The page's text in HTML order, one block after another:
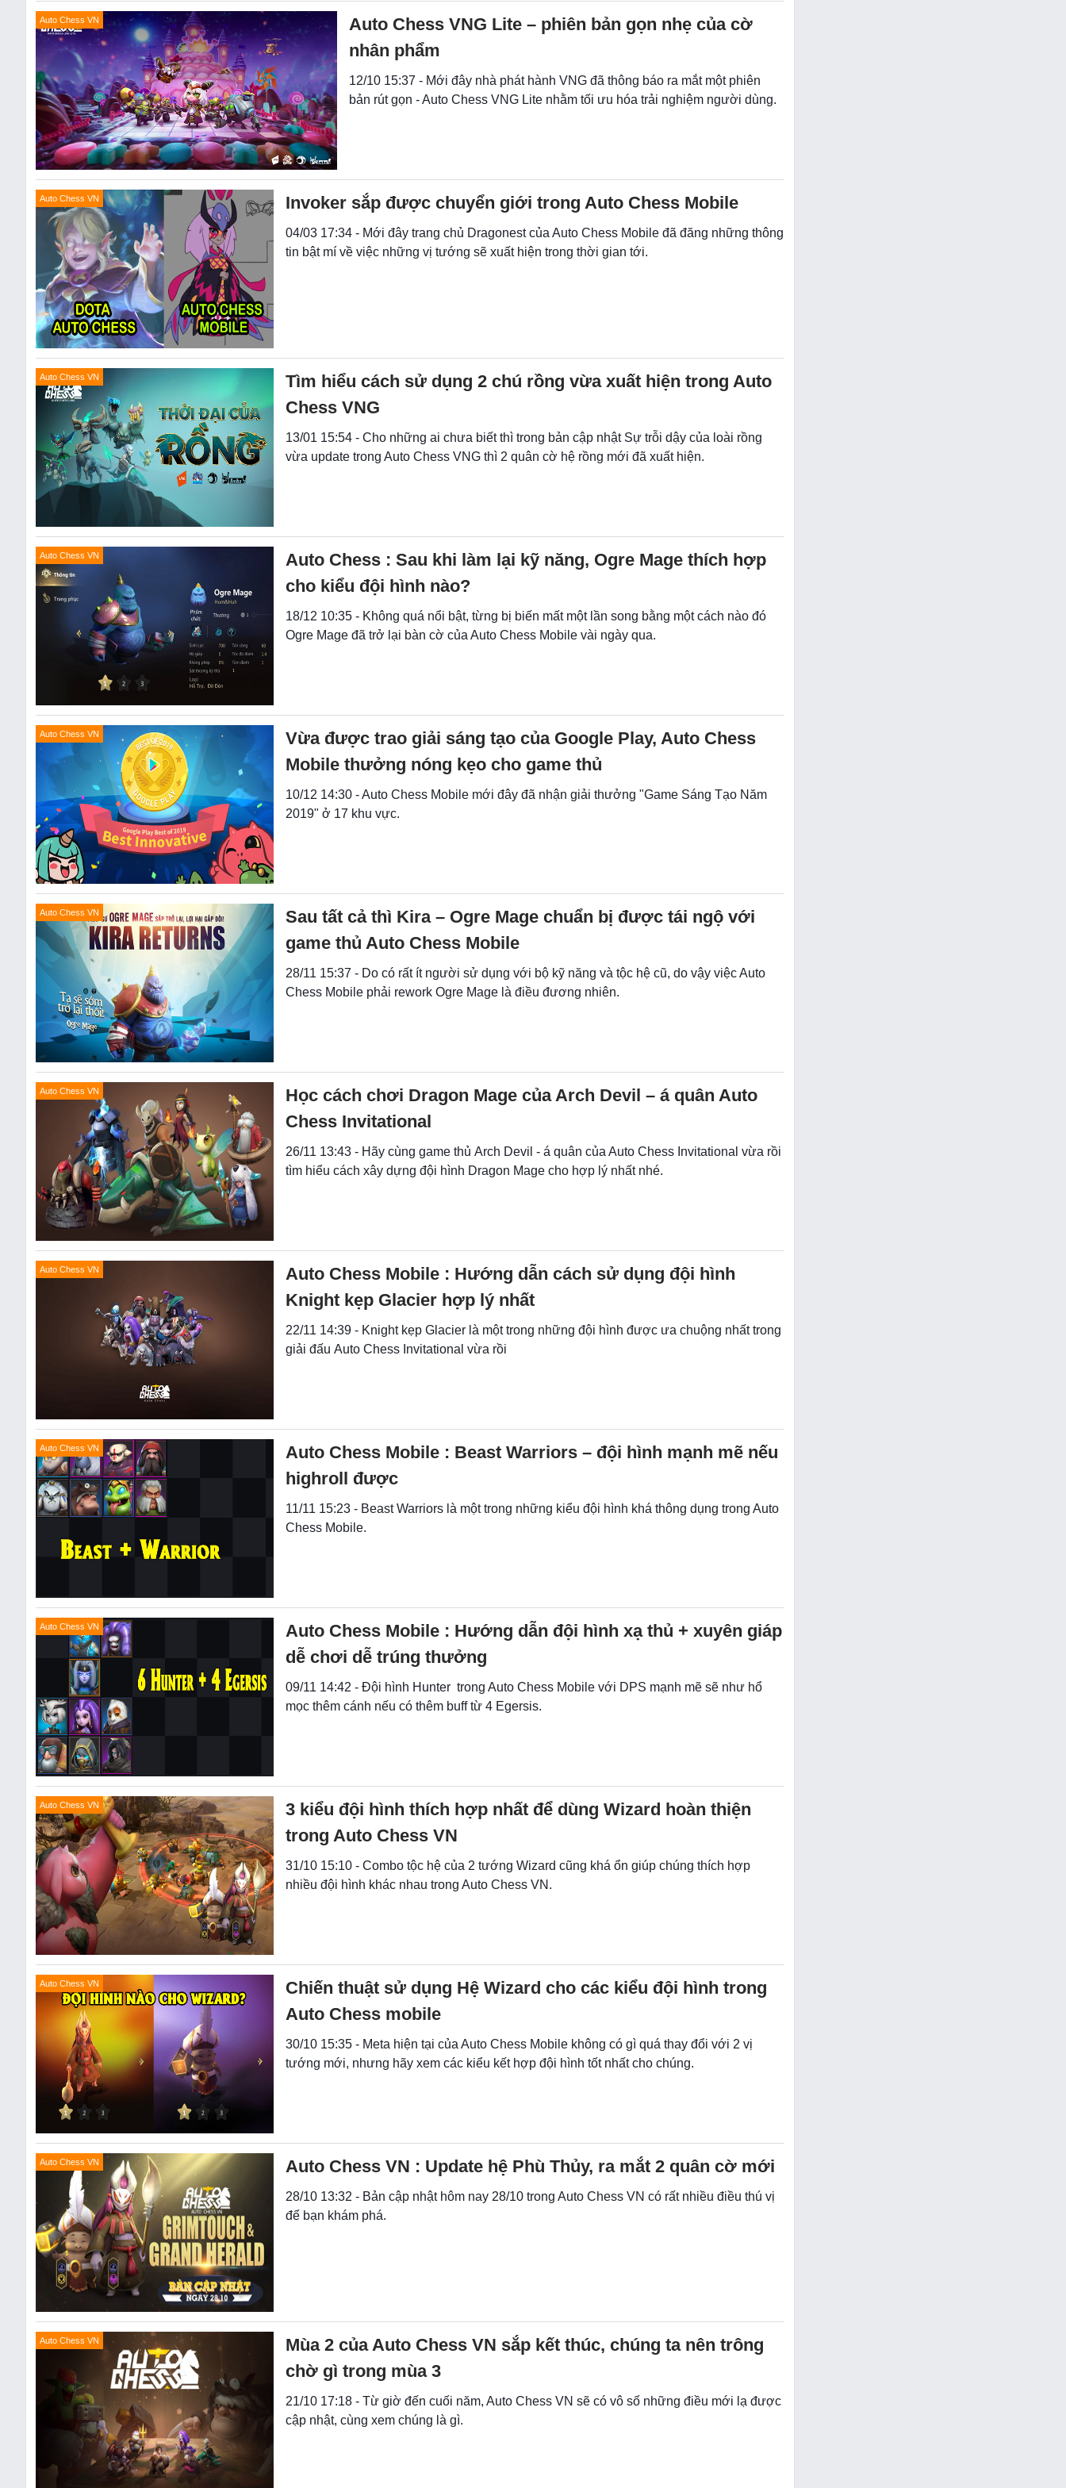
Auto Chess VN
Auto Chess VNG Lite – phiên bản gọn nhẹ của cờ
nhân phẩm
12/10 15:37 - Mới đây nhà phát hành VNG đã thông báo ra mắt một phiên
bản rút gọn - Auto Chess VNG Lite nhằm tối ưu hóa trải nghiệm người dùng.
Auto Chess VN Invoker sắp được chuyển giới trong Auto Chess Mobile
04/03 17:34 - Mới đây trang chủ Dragonest của Auto Chess Mobile đã đăng những thông
tin bật mí về việc những vị tướng sẽ xuất hiện trong thời gian tới.
Auto Chess VN
Tìm hiểu cách sử dụng 2 chú rồng vừa xuất hiện trong Auto
Chess VNG
13/01 15:54 - Cho những ai chưa biết thì trong bản cập nhật Sự trỗi dậy của loài rồng
vừa update trong Auto Chess VNG thì 2 quân cờ hệ rồng mới đã xuất hiện.
Auto Chess VN
Auto Chess : Sau khi làm lại kỹ năng, Ogre Mage thích hợp
cho kiểu đội hình nào?
18/12 10:35 - Không quá nổi bật, từng bị biến mất một lần song bằng một cách nào đó
Ogre Mage đã trở lại bàn cờ của Auto Chess Mobile vài ngày qua.
Auto Chess VN
Vừa được trao giải sáng tạo của Google Play, Auto Chess
Mobile thưởng nóng kẹo cho game thủ
10/12 14:30 - Auto Chess Mobile mới đây đã nhận giải thưởng "Game Sáng Tạo Năm
2019" ở 17 khu vực.
Auto Chess VN
Sau tất cả thì Kira – Ogre Mage chuẩn bị được tái ngộ với
game thủ Auto Chess Mobile
28/11 15:37 - Do có rất ít người sử dụng với bộ kỹ năng và tộc hệ cũ, do vậy việc Auto
Chess Mobile phải rework Ogre Mage là điều đương nhiên.
Auto Chess VN
Học cách chơi Dragon Mage của Arch Devil – á quân Auto
Chess Invitational
26/11 13:43 - Hãy cùng game thủ Arch Devil - á quân của Auto Chess Invitational vừa rồi
tìm hiểu cách xây dựng đội hình Dragon Mage cho hợp lý nhất nhé.
Auto Chess VN
Auto Chess Mobile : Hướng dẫn cách sử dụng đội hình
Knight kẹp Glacier hợp lý nhất
22/11 14:39 - Knight kẹp Glacier là một trong những đội hình được ưa chuộng nhất trong
giải đấu Auto Chess Invitational vừa rồi
Auto Chess VN
Auto Chess Mobile : Beast Warriors – đội hình mạnh mẽ nếu
highroll được
11/11 15:23 - Beast Warriors là một trong những kiểu đội hình khá thông dụng trong Auto
Chess Mobile.
Auto Chess VN
Auto Chess Mobile : Hướng dẫn đội hình xạ thủ + xuyên giáp
dễ chơi dễ trúng thưởng
09/11 14:42 - Đội hình Hunter trong Auto Chess Mobile với DPS mạnh mẽ sẽ như hổ
mọc thêm cánh nếu có thêm buff từ 4 Egersis.
Auto Chess VN
3 kiểu đội hình thích hợp nhất để dùng Wizard hoàn thiện
trong Auto Chess VN
31/10 15:10 - Combo tộc hệ của 2 tướng Wizard cũng khá ổn giúp chúng thích hợp
nhiều đội hình khác nhau trong Auto Chess VN.
Auto Chess VN
Chiến thuật sử dụng Hệ Wizard cho các kiểu đội hình trong
Auto Chess mobile
30/10 15:35 - Meta hiện tại của Auto Chess Mobile không có gì quá thay đổi với 2 vị
tướng mới, nhưng hãy xem các kiểu kết hợp đội hình tốt nhất cho chúng.
Auto Chess VN Auto Chess VN : Update hệ Phù Thủy, ra mắt 2 quân cờ mới
28/10 13:32 - Bản cập nhật hôm nay 28/10 trong Auto Chess VN có rất nhiều điều thú vị
để bạn khám phá.
Auto Chess VN
Mùa 2 của Auto Chess VN sắp kết thúc, chúng ta nên trông
chờ gì trong mùa 3
21/10 17:18 - Từ giờ đến cuối năm, Auto Chess VN sẽ có vô số những điều mới lạ được
cập nhật, cùng xem chúng là gì.